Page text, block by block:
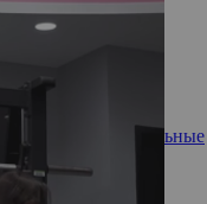
как профессиональные